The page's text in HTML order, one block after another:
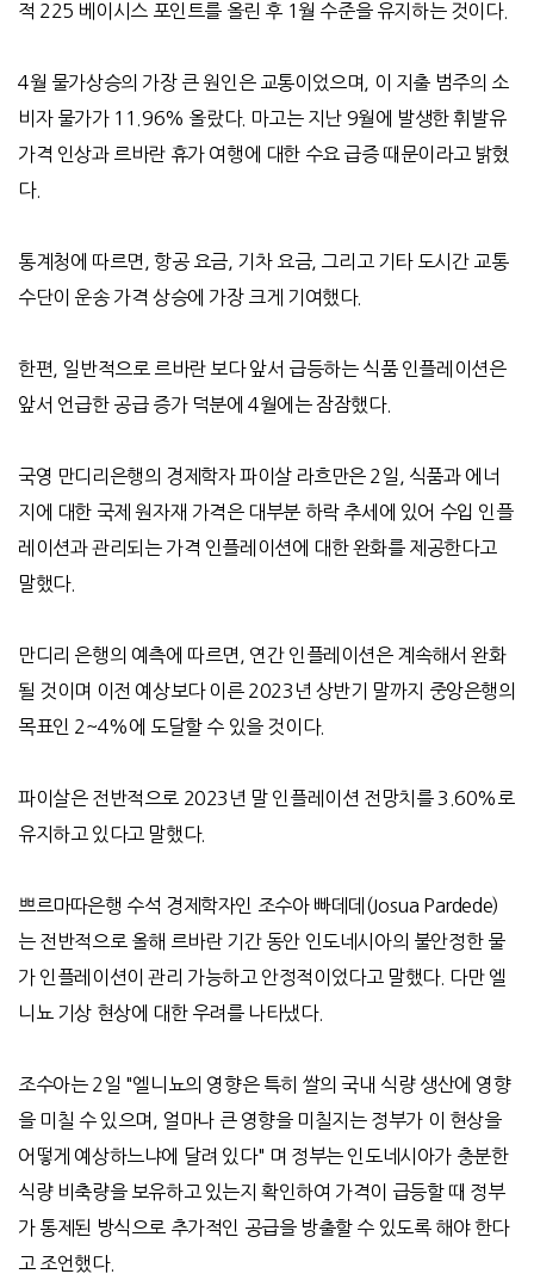
적 225 베이시스 포인트를 올린 후 1 월 수준을 유지하는 것이다.
4월 물가상승의 가장 큰 원인은 교통이었으며
이 지출 범주의 소
비자 물가가11.96% 올랐다. 마고는 지난 9월에 발생한 휘발유
가격 인상과 르바란 휴가 여행에 대한 수요 급증 때문이라고 밝혔
다.
통계청에 따르면 ,항공 요금 기차 요금,
그리고 기타 도시간 교통
수단이 운송 가격 상승에 가장 크게 기여했다.
한편
일반적으로 르바란 보다 앞서 급등하는 식품 인플레이션은
앞서 언급한 공급 증가 덕분에 4월에는 잠잠했다.
국영 만디리은행의 경제학자 파이살 라흐만은2일
식품과 에너
지에 대한 국제 원자재 가격은 대부분 하락 추세에 있어 수입 인플
레이션과 관리되는 가격 인플레이션에 대한 완화를 제공한다고
말했다.
만디리 은행의 예측에 따르면
연간 인플레이션은 계속해서 완화
될 것이며 이전 예상보다 이른2023 년 상반기 말까지 중앙은행의
목표인 2~4%에 도달할 수 있을 것이다.
파이살은 전반적으로 2023 년 말 인플레이션 전망치를3.60% 로
유지하고 있다고 말했다.
쁘르마따은행 수석 경제학자인 조수아 빠데데 (Josua Pardede)
는 전반적으로 올해 르바란 기간 동안 인도네시아의 불안정한 물
가 인플레이션이 관리 가능하고 안정적이었다고 말했다. 다만 엘
니뇨 기상 현상에 대한 우려를 나타냈다.
조수아는2일 "엘니뇨의 영향은 특히 쌀의 국내 식량 생산에 영향
을 미칠 수 있으며
얼마나 큰 영향을 미칠지는 정부가 이 현상을
어떻게 예상하느냐에 달려 있다" 며 정부는 인도네시아가 충분한
식량 비축량을 보유하고 있는지 확인하여 가격이 급등할 때 정부
가 통제된 방식으로 추가적인 공급을 방출할 수 있도록 해야 한다
고 조언했다.